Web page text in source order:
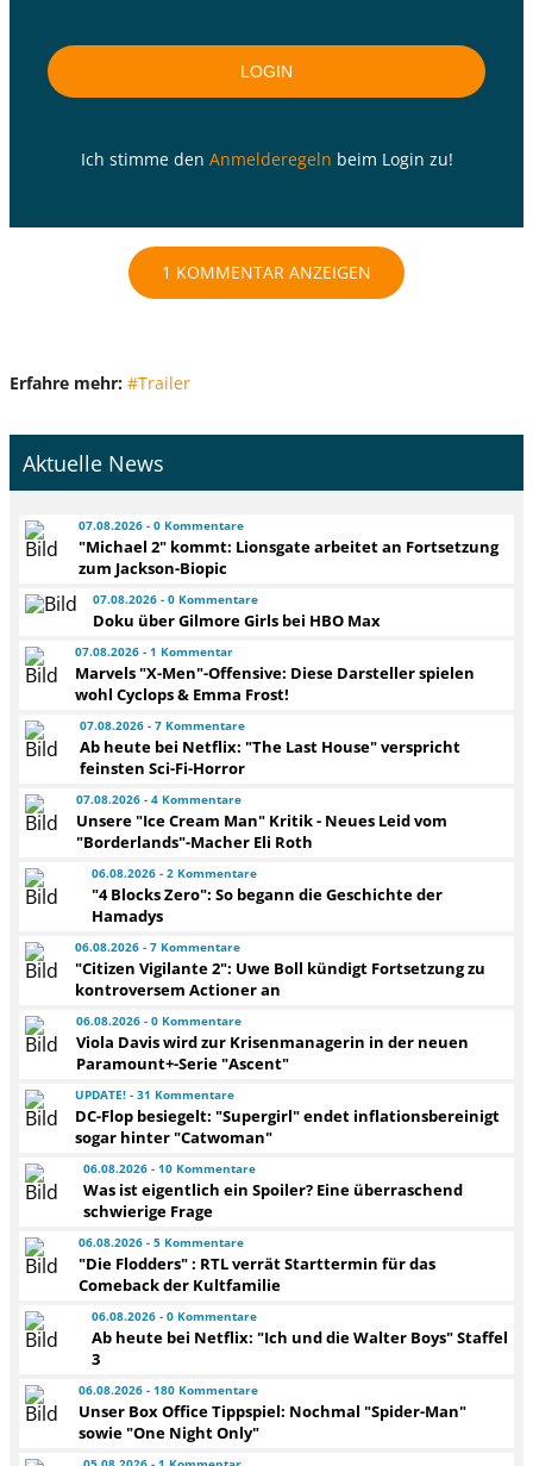
Ich stimme den Anmelderegeln beim Login zu!
1 KOMMENTAR ANZEIGEN
Erfahre mehr: #Trailer
Aktuelle News
07.08.2026 - 0 Kommentare
"Michael 2" kommt: Lionsgate arbeitet an Fortsetzung
zum Jackson-Biopic
07.08.2026 - 0 Kommentare
Doku über Gilmore Girls bei HBO Max
07.08.2026 - 1 Kommentar
Marvels "X-Men"-Offensive: Diese Darsteller spielen
wohl Cyclops & Emma Frost!
07.08.2026 - 7 Kommentare
Ab heute bei Netflix: "The Last House" verspricht
feinsten Sci-Fi-Horror
07.08.2026 - 4 Kommentare
Unsere "Ice Cream Man" Kritik - Neues Leid vom
"Borderlands"-Macher Eli Roth
06.08.2026 - 2 Kommentare
"4 Blocks Zero": So begann die Geschichte der
Hamadys
06.08.2026 - 7 Kommentare
"Citizen Vigilante 2": Uwe Boll kündigt Fortsetzung zu
kontroversem Actioner an
06.08.2026 - 0 Kommentare
Viola Davis wird zur Krisenmanagerin in der neuen
Paramount+-Serie "Ascent"
UPDATE! - 31 Kommentare
DC-Flop besiegelt: "Supergirl" endet inflationsbereinigt
sogar hinter "Catwoman"
06.08.2026 - 10 Kommentare
Was ist eigentlich ein Spoiler? Eine überraschend
schwierige Frage
06.08.2026 - 5 Kommentare
"Die Flodders" : RTL verrät Starttermin für das
Comeback der Kultfamilie
06.08.2026 - 0 Kommentare
Ab heute bei Netflix: "Ich und die Walter Boys" Staffel
3
06.08.2026 - 180 Kommentare
Unser Box Office Tippspiel: Nochmal "Spider-Man"
sowie "One Night Only"